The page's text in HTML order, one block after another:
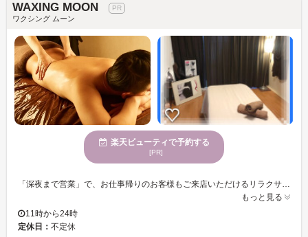
WAXING MOON
ワクシング ムーン
楽天ビューティで予約する
[PR]
もっと見る
11時から24時
定休日： 不定休